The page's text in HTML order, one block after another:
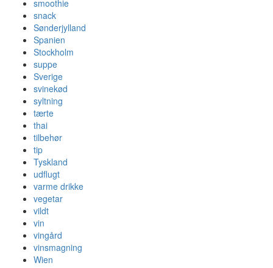
smoothie
snack
Sønderjylland
Spanien
Stockholm
suppe
Sverige
svinekød
syltning
tærte
thai
tilbehør
tip
Tyskland
udflugt
varme drikke
vegetar
vildt
vin
vingård
vinsmagning
Wien